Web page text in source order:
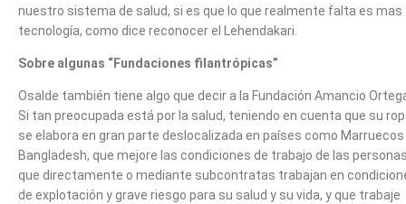
nuestro sistema de salud, si es que lo que realmente falta es mas
tecnología, como dice reconocer el Lehendakari.
Sobre algunas “Fundaciones filantrópicas”
Osalde también tiene algo que decir a la Fundación Amancio
Si tan preocupada está por la salud, teniendo en cuenta que su
se elabora en gran parte deslocalizada en países como Marruecos
Bangladesh, que mejore las condiciones de trabajo de las
que directamente o mediante subcontratas trabajan en
de explotación y grave riesgo para su salud y su vida, y que trabaje